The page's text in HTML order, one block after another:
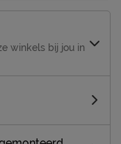
winkels bij jou in